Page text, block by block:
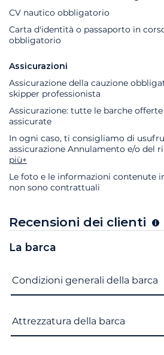
CV nautico obbligatorio
Carta d'identità o passaporto in
obbligatorio
Assicurazioni
Assicurazione della cauzione
skipper professionista
Assicurazione: tutte le barche
assicurate
In ogni caso, ti consigliamo di
assicurazione Annulamento e/o del
più+
Le foto e le informazioni contenute
non sono contrattuali
Recensioni dei clienti
La barca
Nome del criterio Voto
Condizioni generali della barca
Attrezzatura della barca